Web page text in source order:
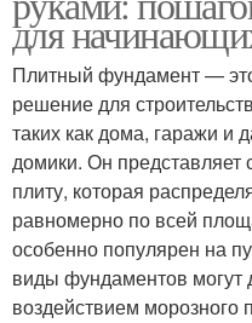
для
Плитный фундамент —
решение для
таких как дома, гаражи
домики. Он
плиту, которая
равномерно по всей
особенно популярен на
виды фундаментов
воздействием морозного